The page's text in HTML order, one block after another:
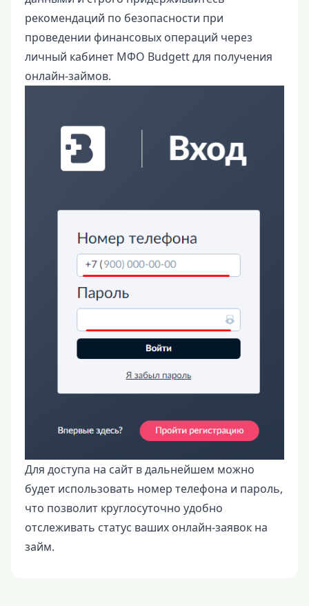
рекомендаций по безопасности при
проведении финансовых операций через
личный кабинет МФО Budgett для получения
онлайн-займов.
Для доступа на сайт в дальнейшем можно
будет использовать номер телефона и пароль,
что позволит круглосуточно удобно
отслеживать статус ваших онлайн-заявок на
займ.